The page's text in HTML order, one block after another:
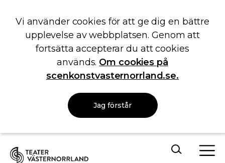
Vi använder cookies för att ge dig en bättre
upplevelse av webbplatsen. Genom att
fortsätta accepterar du att cookies
används. Om cookies på
scenkonstvasternorrland.se.
Jag förstår